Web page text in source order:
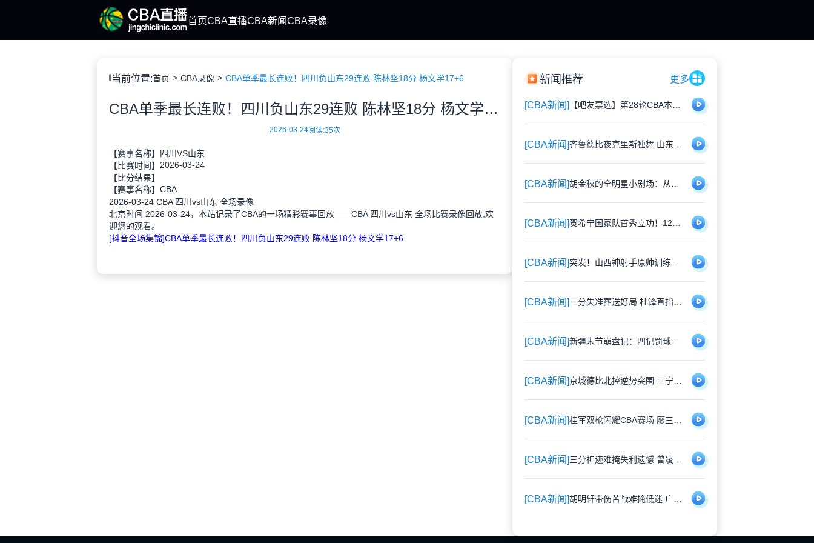
首页CBA直播CBA新闻CBA录像
当前位置:首页 CBA录像 CBA单季最长连败！四川负山东29连败 陈林坚18分 杨文学17+6
CBA单季最长连败！四川负山东29连败 陈林坚18分 杨文学17+6
2026-03-24阅读:35次
【赛事名称】
四川VS山东
【比赛时间】 2026-03-24
【比分结果】
【赛事名称】 CBA
2026-03-24 CBA 四川vs山东 全场录像
北京时间 2026-03-24，本站记录了CBA的一场精彩赛事回放——CBA 四川vs山东 全场比赛录像回放,欢
迎您的观看。
[抖音全场集锦]CBA单季最长连败！四川负山东29连败 陈林坚18分 杨文学17+6
新闻推荐 更多
[CBA新闻]
[CBA新闻]
[CBA新闻]
[CBA新闻]
[CBA新闻]
[CBA新闻]
[CBA新闻]
[CBA新闻]
[CBA新闻]
[CBA新闻]
[CBA新闻]